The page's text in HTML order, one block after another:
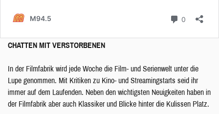
CHATTEN MIT VERSTORBENEN
In der Filmfabrik wird jede Woche die Film- und Serienwelt unter die
Lupe genommen. Mit Kritiken zu Kino- und Streamingstarts seid ihr
immer auf dem Laufenden. Neben den wichtigsten Neuigkeiten haben in
der Filmfabrik aber auch Klassiker und Blicke hinter die Kulissen Platz.